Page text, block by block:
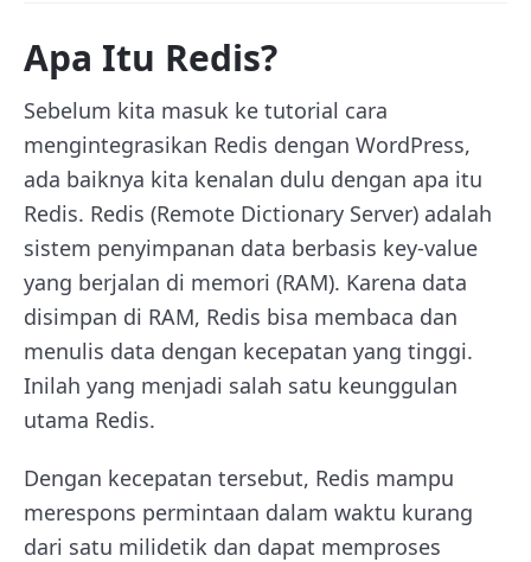
Apa Itu Redis?
Sebelum kita masuk ke tutorial cara
mengintegrasikan Redis dengan WordPress,
ada baiknya kita kenalan dulu dengan apa itu
Redis. Redis (Remote Dictionary Server) adalah
sistem penyimpanan data berbasis key-value
yang berjalan di memori (RAM). Karena data
disimpan di RAM, Redis bisa membaca dan
menulis data dengan kecepatan yang tinggi.
Inilah yang menjadi salah satu keunggulan
utama Redis.
Dengan kecepatan tersebut, Redis mampu
merespons permintaan dalam waktu kurang
dari satu milidetik dan dapat memproses